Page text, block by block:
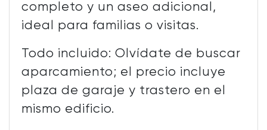
completo y un aseo adicional,
ideal para familias o visitas.
Todo incluido: Olvídate de buscar
aparcamiento; el precio incluye
plaza de garaje y trastero en el
mismo edificio.